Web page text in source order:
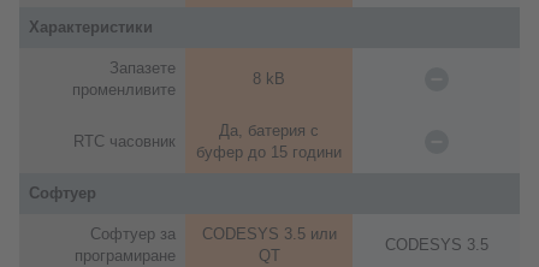
Характеристики
Запазете
променливите
8 kB
RTC часовник
Да, батерия с
буфер до 15 години
Софтуер
Софтуер за
програмиране
CODESYS 3.5 или
QT
CODESYS 3.5